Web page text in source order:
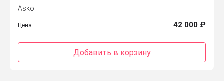
Asko
Цена 42 000 ₽
Добавить в корзину